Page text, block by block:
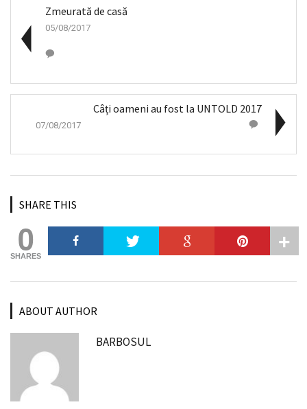
Zmeurată de casă
05/08/2017
Câți oameni au fost la UNTOLD 2017
07/08/2017
SHARE THIS
0
SHARES
ABOUT AUTHOR
BARBOSUL